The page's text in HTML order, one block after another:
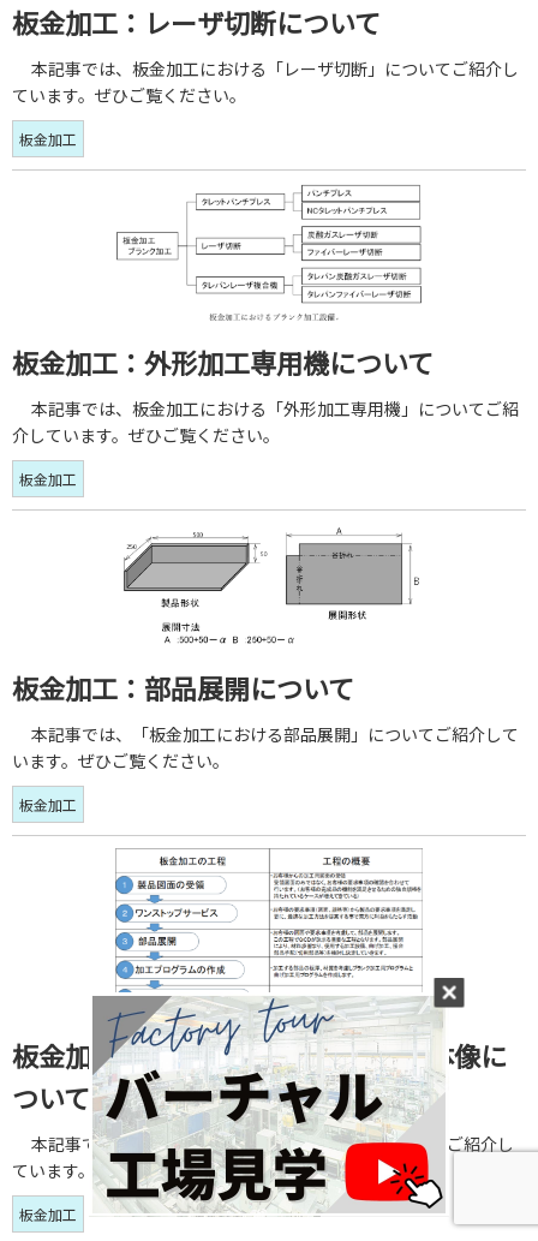
板金加工：レーザ切断について
本記事では、板金加工における「レーザ切断」についてご紹介し
ています。ぜひご覧ください。
板金加工
板金加工：外形加工専用機について
本記事では、板金加工における「外形加工専用機」についてご紹
介しています。ぜひご覧ください。
板金加工
板金加工：部品展開について
本記事では、「板金加工における部品展開」についてご紹介して
います。ぜひご覧ください。
板金加工
板金加工：板金加工(工場板金)の全体像に
ついて
本記事では、「板金加工(工場板金)の全体像」についてご紹介し
ています。ぜひご覧ください。
板金加工